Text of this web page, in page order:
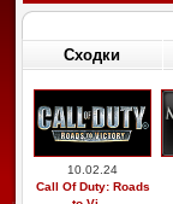
Сходки
10.02.24
Call Of Duty: Roads